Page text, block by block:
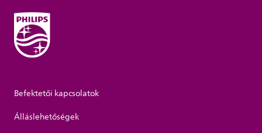
Befektetői kapcsolatok
Álláslehetőségek